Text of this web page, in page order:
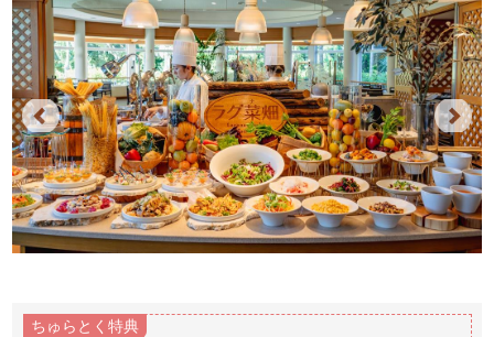
Previous Next
ちゅらとく特典